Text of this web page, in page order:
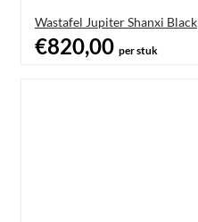
Wastafel Jupiter Shanxi Black
€820,00 per stuk